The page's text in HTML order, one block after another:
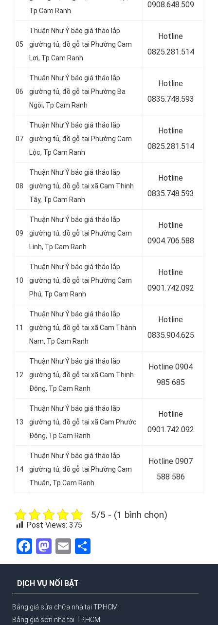
Tp Cam Ranh
0908.648.509
05
Thuận Như Ý báo giá tháo lắp
giường tủ, đồ gỗ tại Phường Cam
Lợi, Tp Cam Ranh
Hotline
0825.281.514
06
Thuận Như Ý báo giá tháo lắp
giường tủ, đồ gỗ tại Phường Ba
Ngòi, Tp Cam Ranh
Hotline
0835.748.593
07
Thuận Như Ý báo giá tháo lắp
giường tủ, đồ gỗ tại Phường Cam
Lộc, Tp Cam Ranh
Hotline
0825.281.514
08
Thuận Như Ý báo giá tháo lắp
giường tủ, đồ gỗ tại xã Cam Thịnh
Tây, Tp Cam Ranh
Hotline
0835.748.593
09
Thuận Như Ý báo giá tháo lắp
giường tủ, đồ gỗ tại Phường Cam
Linh, Tp Cam Ranh
Hotline
0904.706.588
10
Thuận Như Ý báo giá tháo lắp
giường tủ, đồ gỗ tại Phường Cam
Phú, Tp Cam Ranh
Hotline
0901.742.092
11
Thuận Như Ý báo giá tháo lắp
giường tủ, đồ gỗ tại xã Cam Thành
Nam, Tp Cam Ranh
Hotline
0835.904.625
12
Thuận Như Ý báo giá tháo lắp
giường tủ, đồ gỗ tại xã Cam Thịnh
Đông, Tp Cam Ranh
Hotline 0904
985 685
13
Thuận Như Ý báo giá tháo lắp
giường tủ, đồ gỗ tại xã Cam Phước
Đông, Tp Cam Ranh
Hotline
0901.742.092
14
Thuận Như Ý báo giá tháo lắp
giường tủ, đồ gỗ tại Phường Cam
Thuận, Tp Cam Ranh
Hotline 0907
588 586
5/5 - (1 bình chọn)
Post Views: 375
Facebook
Mastodon
Email
DỊCH VỤ NỔI BẬT
Bảng giá sửa chữa nhà tại TP.HCM
Bảng giá sơn nhà tại TP.HCM